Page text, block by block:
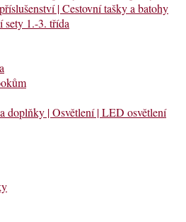
| Cestovní tašky a batohy
sety 1.-3. třída
doplňky | Osvětlení | LED osvětlení